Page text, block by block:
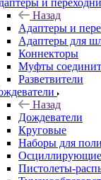
и
Назад
Адаптеры и
Адаптеры для
Коннекторы
Муфты
Разветвители
Назад
Дождеватели
Круговые
Наборы для
Осциллирующие
Пистолеты-